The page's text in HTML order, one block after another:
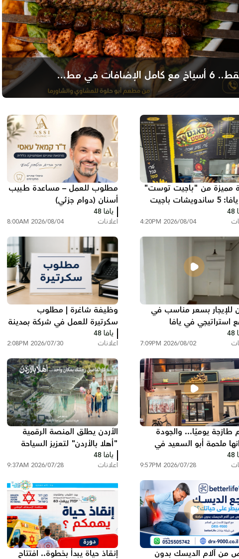
مميزة من "باجيت توست"
في يافا: 5 ساندويشات باجيت
وكولا بـ200 شيكل
2026/08/04 4:20PM
مطلوب للعمل – مساعدة طبيب
أسنان (دوام جزئي)
يافا 48
اعلانات 2026/08/04 8:00AM
للإيجار بسعر مناسب في
استراتيجي في يافا
2026/08/02 7:09PM
وظيفة شاغرة | مطلوب
سكرتيرة للعمل في شركة بمدينة
ريشون لتسيون
يافا 48
اعلانات 2026/07/30 2:08PM
طازجة يوميًا... والجودة
ملحمة أبو السعيد في
2026/07/28 9:57PM
الأردن يطلق المنصة الرقمية
"أهلا بالأردن" لتعزيز السياحة
العربية الوافدة
يافا 48
اعلانات 2026/07/28 9:37AM
من آلام الديسك بدون إنقاذ حياة يبدأ بخطوة.. افتتاح